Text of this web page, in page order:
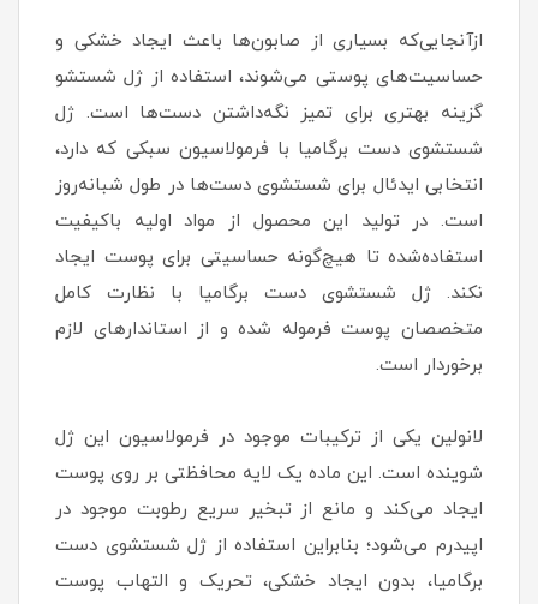
ازآنجایی‌که بسیاری از صابون‌ها باعث ایجاد خشکی و
حساسیت‌های پوستی می‌شوند، استفاده از ژل شستشو
گزینه بهتری برای تمیز نگه‌داشتن دست‌ها است. ژل
شستشوی دست برگامیا با فرمولاسیون سبکی که دارد،
انتخابی ایدئال برای شستشوی دست‌ها در طول شبانه‌روز
است. در تولید این محصول از مواد اولیه باکیفیت
استفاده‌شده تا هیچ‌گونه حساسیتی برای پوست ایجاد
نکند. ژل شستشوی دست برگامیا با نظارت کامل
متخصصان پوست فرموله شده و از استاندارهای لازم
برخوردار است.
لانولین یکی از ترکیبات موجود در فرمولاسیون این ژل
شوینده است. این ماده یک لایه محافظتی بر روی پوست
ایجاد می‌کند و مانع از تبخیر سریع رطوبت موجود در
اپیدرم می‌شود؛ بنابراین استفاده از ژل شستشوی دست
برگامیا، بدون ایجاد خشکی، تحریک و التهاب پوست